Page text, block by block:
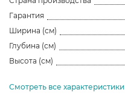
Гарантия
Ширина (см)
Глубина (см)
Высота (см)
Смотреть все характеристики